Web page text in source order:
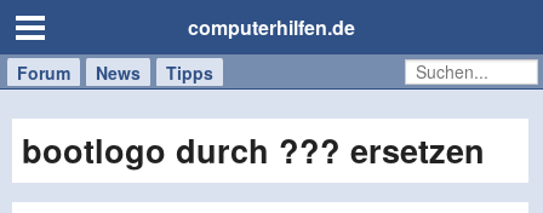
computerhilfen.de
Forum News Tipps
Handy
Tablet
Windows
Mac
bootlogo durch ??? ersetzen